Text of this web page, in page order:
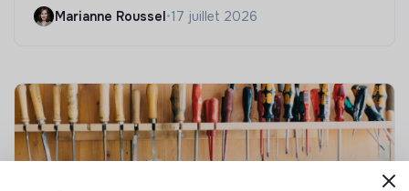
Marianne Roussel•17 juillet 2026